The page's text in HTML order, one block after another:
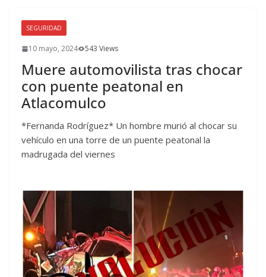
SEGURIDAD
10 mayo, 2024 543 Views
Muere automovilista tras chocar
con puente peatonal en
Atlacomulco
*Fernanda Rodríguez* Un hombre murió al chocar su
vehículo en una torre de un puente peatonal la
madrugada del viernes